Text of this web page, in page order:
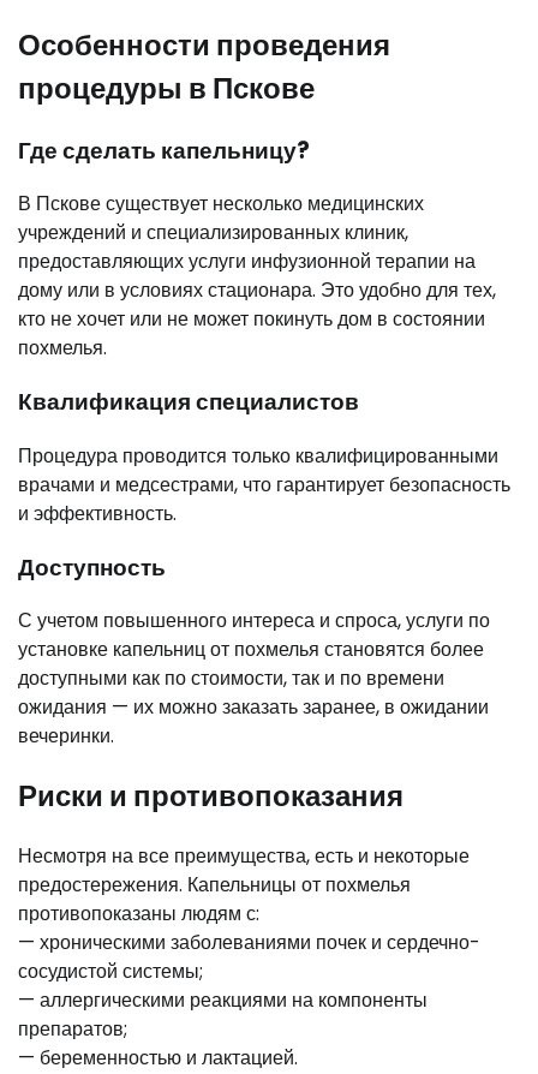
Особенности проведения
процедуры в Пскове
Где сделать капельницу?
В Пскове существует несколько медицинских
учреждений и специализированных клиник,
предоставляющих услуги инфузионной терапии на
дому или в условиях стационара. Это удобно для тех,
кто не хочет или не может покинуть дом в состоянии
похмелья.
Квалификация специалистов
Процедура проводится только квалифицированными
врачами и медсестрами, что гарантирует безопасность
и эффективность.
Доступность
С учетом повышенного интереса и спроса, услуги по
установке капельниц от похмелья становятся более
доступными как по стоимости, так и по времени
ожидания — их можно заказать заранее, в ожидании
вечеринки.
Риски и противопоказания
Несмотря на все преимущества, есть и некоторые
предостережения. Капельницы от похмелья
противопоказаны людям с:
— хроническими заболеваниями почек и сердечно-
сосудистой системы;
— аллергическими реакциями на компоненты
препаратов;
— беременностью и лактацией.